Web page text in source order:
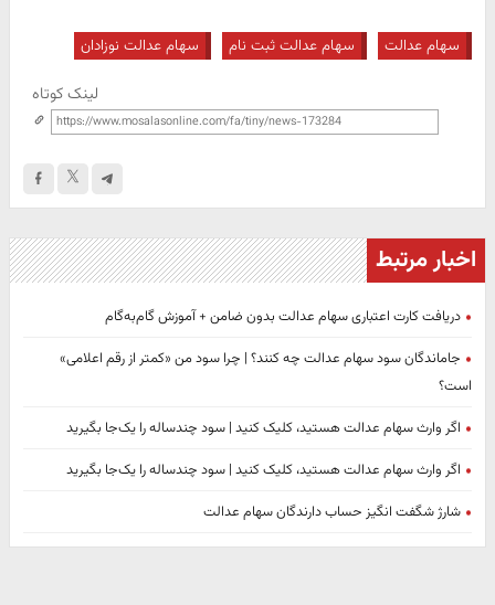
سهام عدالت سهام عدالت ثبت نام سهام عدالت نوزادان
لینک کوتاه
اخبار مرتبط
دریافت کارت اعتباری سهام عدالت بدون ضامن + آموزش گام‌به‌گام
جاماندگان سود سهام عدالت چه کنند؟ | چرا سود من «کمتر از رقم اعلامی»
است؟
اگر وارث سهام عدالت هستید، کلیک کنید | سود چندساله را یک‌جا بگیرید
اگر وارث سهام عدالت هستید، کلیک کنید | سود چندساله را یک‌جا بگیرید
شارژ شگفت انگیز حساب دارندگان سهام عدالت